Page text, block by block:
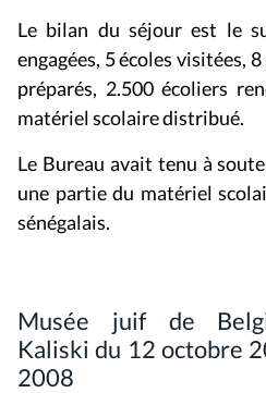
Le bilan du séjour est le
engagées, 5 écoles visitées,
préparés, 2.500 écoliers
matériel scolaire distribué.
Le Bureau avait tenu à
une partie du matériel
sénégalais.
Musée juif de
Kaliski du 12 octobre
2008